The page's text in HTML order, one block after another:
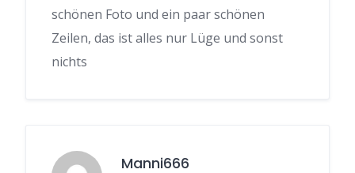
schönen Foto und ein paar schönen
Zeilen, das ist alles nur Lüge und sonst
nichts
Manni666